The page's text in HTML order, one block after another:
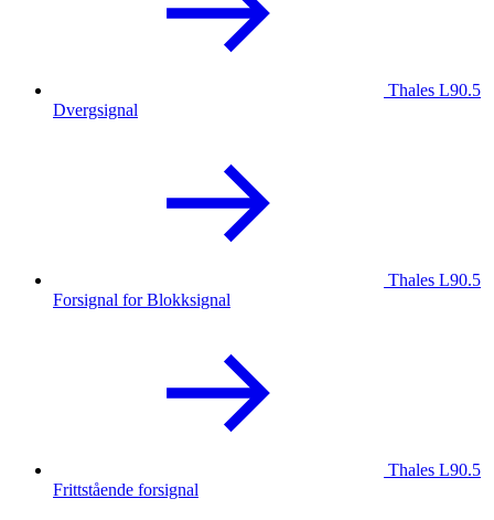
Thales L90.5
Dvergsignal
Thales L90.5
Forsignal for Blokksignal
Thales L90.5
Frittstående forsignal